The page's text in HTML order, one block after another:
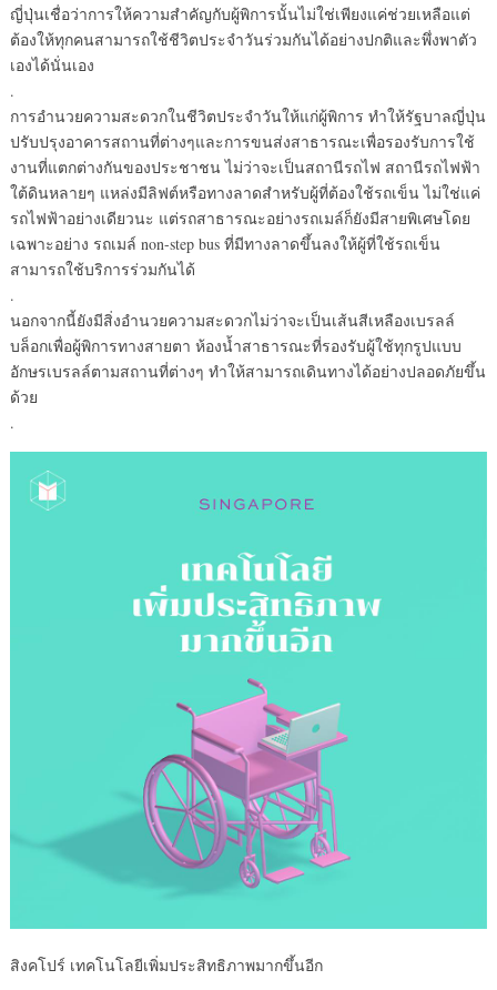
ญี่ปุ่นเชื่อว่าการให้ความสำคัญกับผู้พิการนั้นไม่ใช่เพียงแค่ช่วยเหลือแต่
ต้องให้ทุกคนสามารถใช้ชีวิตประจำวันร่วมกันได้อย่างปกติและพึ่งพาตัว
เองได้นั่นเอง
.
การอำนวยความสะดวกในชีวิตประจำวันให้แก่ผู้พิการ ทำให้รัฐบาลญี่ปุ่น
ปรับปรุงอาคารสถานที่ต่างๆและการขนส่งสาธารณะเพื่อรองรับการใช้
งานที่แตกต่างกันของประชาชน ไม่ว่าจะเป็นสถานีรถไฟ สถานีรถไฟฟ้า
ใต้ดินหลายๆ แหล่งมีลิฟต์หรือทางลาดสำหรับผู้ที่ต้องใช้รถเข็น ไม่ใช่แค่
รถไฟฟ้าอย่างเดียวนะ แต่รถสาธารณะอย่างรถเมล์ก็ยังมีสายพิเศษโดย
เฉพาะอย่าง รถเมล์ non-step bus ที่มีทางลาดขึ้นลงให้ผู้ที่ใช้รถเข็น
สามารถใช้บริการร่วมกันได้
.
นอกจากนี้ยังมีสิ่งอำนวยความสะดวกไม่ว่าจะเป็นเส้นสีเหลืองเบรลล์
บล็อกเพื่อผู้พิการทางสายตา ห้องน้ำสาธารณะที่รองรับผู้ใช้ทุกรูปแบบ
อักษรเบรลล์ตามสถานที่ต่างๆ ทำให้สามารถเดินทางได้อย่างปลอดภัยขึ้น
ด้วย
.
สิงคโปร์ เทคโนโลยีเพิ่มประสิทธิภาพมากขึ้นอีก